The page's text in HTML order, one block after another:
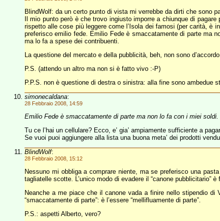
BlindWolf: da un certo punto di vista mi verrebbe da dirti che sono
Il mio punto però è che trovo ingiusto imporre a chiunque di
rispetto alle cose più leggere come l’Isola dei famosi (per carità, è
preferisco emilio fede. Emilio Fede è smaccatamente di parte ma
ma lo fa a spese dei contribuenti.
La questione del mercato e della pubblicità, beh, non sono
P.S. (attendo un altro ma non si è fatto vivo :-P)
P.P.S. non è questione di destra o sinistra: alla fine sono
simonecaldana:
28 Febbraio 2008, 14:59
Emilio Fede è smaccatamente di parte ma non lo fa con i miei soldi.
Tu ce l’hai un cellulare? Ecco, e’ gia’ ampiamente sufficiente a
Se vuoi puoi aggiungere alla lista una buona meta’ dei prodotti
BlindWolf:
28 Febbraio 2008, 15:12
Nessuno mi obbliga a comprare niente, ma se preferisco una
tagliatelle scotte. L’unico modo di evadere il “canone pubblicitario”
Neanche a me piace che il canone vada a finire nello stipendio di
“smaccatamente di parte”: è l’essere “mellifluamente di parte”.
P.S.: aspetti Alberto, vero?